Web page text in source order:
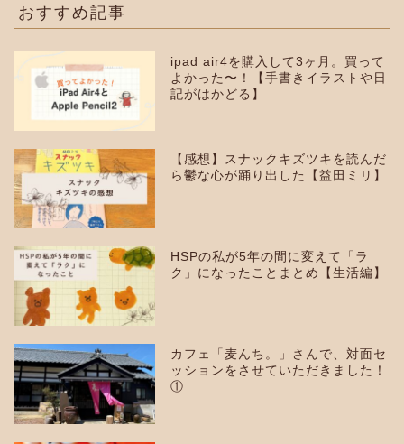
おすすめ記事
ipad air4を購入して3ヶ月。買って
よかった〜！【手書きイラストや日
記がはかどる】
【感想】スナックキズツキを読んだ
ら鬱な心が踊り出した【益田ミリ】
HSPの私が5年の間に変えて「ラ
ク」になったことまとめ【生活編】
カフェ「麦んち。」さんで、対面セ
ッションをさせていただきました！
①